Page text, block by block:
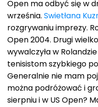
Open ma odbyć się w
września. Swietłana
rozgrywaniu imprezy.
Open 2004. Drugi
wywalczyła w
tenisistom szybkiego
Generalnie nie mam
można podróżować i
sierpniu i w US Open?